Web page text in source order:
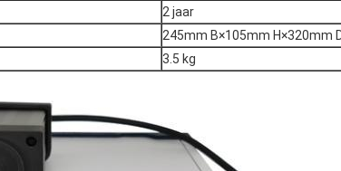
2 jaar
245mm B×105mm H×320mm
3.5 kg